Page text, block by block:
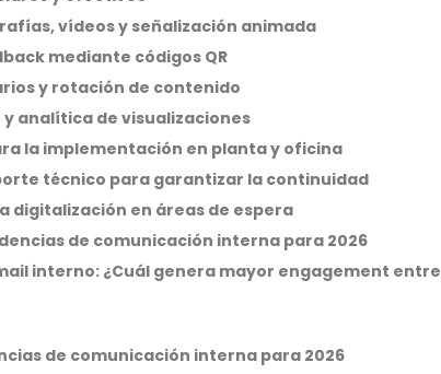
vídeos y señalización animada
mediante códigos QR
y rotación de contenido
analítica de visualizaciones
la implementación en planta y oficina
técnico para garantizar la continuidad
digitalización en áreas de espera
de comunicación interna para 2026
interno: ¿Cuál genera mayor engagement
de comunicación interna para 2026